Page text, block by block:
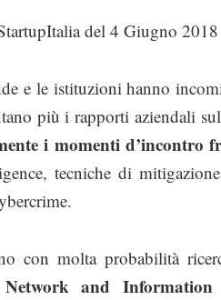
del 4 Giugno 2018
e le istituzioni hanno
più i rapporti aziendali
i momenti d’incontro
tecniche di
con molta probabilità
and Information